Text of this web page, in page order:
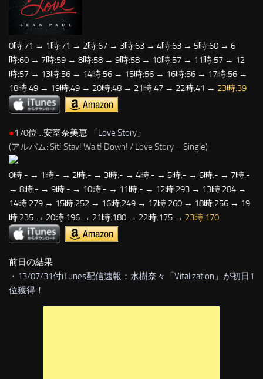
0時:71 → 1時:71 → 2時:67 → 3時:63 → 4時:63 → 5時:60 → 6
時:60 → 7時:59 → 8時:58 → 9時:58 → 10時:57 → 11時:57 → 12
時:57 → 13時:56 → 14時:56 → 15時:56 → 16時:56 → 17時:56 →
18時:49 → 19時:49 → 20時:48 → 21時:47 → 22時:41 → 23時:39
●170位…安室奈美恵 「Love Story 」
(アルバム: Sit! Stay! Wait! Down! / Love Story – Single)
0時:- → 1時:- → 2時:- → 3時:- → 4時:- → 5時:- → 6時:- → 7時:-
→ 8時:- → 9時:- → 10時:- → 11時:- → 12時:293 → 13時:284 →
14時:279 → 15時:252 → 16時:249 → 17時:260 → 18時:256 → 19
時:235 → 20時:196 → 21時:180 → 22時:175 → 23時:170
前日の結果
・ 13/07/31付iTunes配信速報：水樹奈々「Vitalization」が初日1
位獲得！